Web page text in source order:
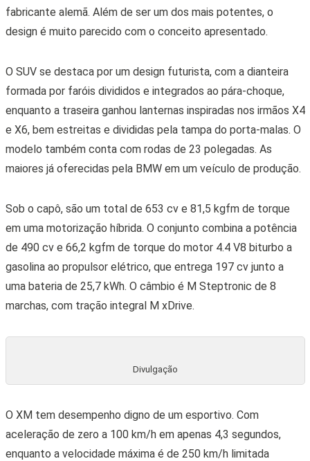
fabricante alemã. Além de ser um dos mais potentes, o
design é muito parecido com o conceito apresentado.
O SUV se destaca por um design futurista, com a dianteira
formada por faróis divididos e integrados ao pára-choque,
enquanto a traseira ganhou lanternas inspiradas nos irmãos X4
e X6, bem estreitas e divididas pela tampa do porta-malas. O
modelo também conta com rodas de 23 polegadas. As
maiores já oferecidas pela BMW em um veículo de produção.
Sob o capô, são um total de 653 cv e 81,5 kgfm de torque
em uma motorização híbrida. O conjunto combina a potência
de 490 cv e 66,2 kgfm de torque do motor 4.4 V8 biturbo a
gasolina ao propulsor elétrico, que entrega 197 cv junto a
uma bateria de 25,7 kWh. O câmbio é M Steptronic de 8
marchas, com tração integral M xDrive.
Divulgação
O XM tem desempenho digno de um esportivo. Com
aceleração de zero a 100 km/h em apenas 4,3 segundos,
enquanto a velocidade máxima é de 250 km/h limitada